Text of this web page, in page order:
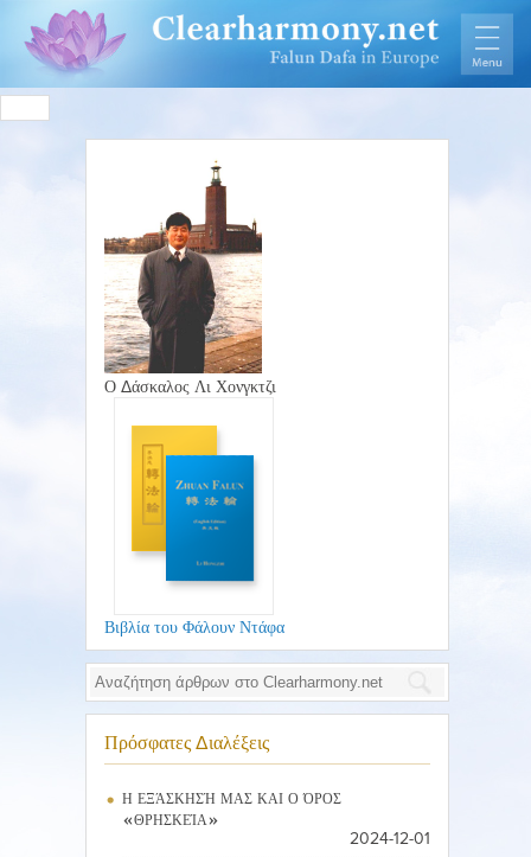
Ο Δάσκαλος Λι Χονγκτζι
Βιβλία του Φάλουν Ντάφα
Πρόσφατες Διαλέξεις
Η ΕΞΆΣΚΗΣΉ ΜΑΣ ΚΑΙ Ο ΌΡΟΣ
«ΘΡΗΣΚΕΊΑ»
2024-12-01